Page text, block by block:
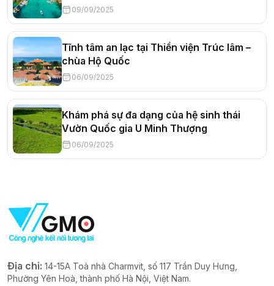
09/09/2025
Tĩnh tâm an lạc tại Thiền viện Trúc lâm –
chùa Hộ Quốc
06/09/2025
Khám phá sự đa dạng của hệ sinh thái
Vườn Quốc gia U Minh Thượng
06/09/2025
Địa chỉ: 14-15A Toà nhà Charmvit, số 117 Trần Duy Hưng,
Phường Yên Hoà, thành phố Hà Nội, Việt Nam.